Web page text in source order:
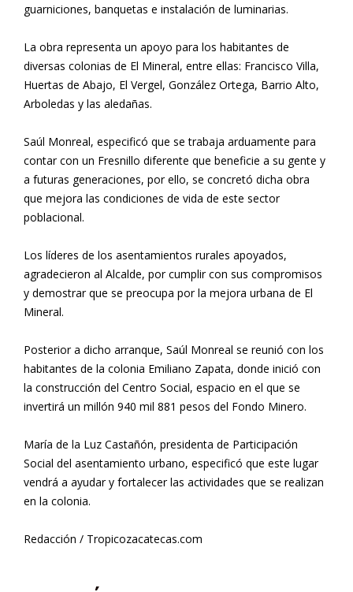
guarniciones, banquetas e instalación de luminarias.
La obra representa un apoyo para los habitantes de
diversas colonias de El Mineral, entre ellas: Francisco Villa,
Huertas de Abajo, El Vergel, González Ortega, Barrio Alto,
Arboledas y las aledañas.
Saúl Monreal, especificó que se trabaja arduamente para
contar con un Fresnillo diferente que beneficie a su gente y
a futuras generaciones, por ello, se concretó dicha obra
que mejora las condiciones de vida de este sector
poblacional.
Los líderes de los asentamientos rurales apoyados,
agradecieron al Alcalde, por cumplir con sus compromisos
y demostrar que se preocupa por la mejora urbana de El
Mineral.
Posterior a dicho arranque, Saúl Monreal se reunió con los
habitantes de la colonia Emiliano Zapata, donde inició con
la construcción del Centro Social, espacio en el que se
invertirá un millón 940 mil 881 pesos del Fondo Minero.
María de la Luz Castañón, presidenta de Participación
Social del asentamiento urbano, especificó que este lugar
vendrá a ayudar y fortalecer las actividades que se realizan
en la colonia.
Redacción / Tropicozacatecas.com